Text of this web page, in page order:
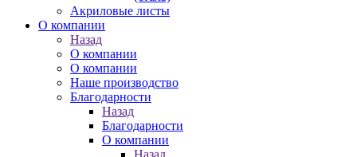
Акриловые листы
О компании
Назад
О компании
О компании
Наше производство
Благодарности
Назад
Благодарности
О компании
Назад